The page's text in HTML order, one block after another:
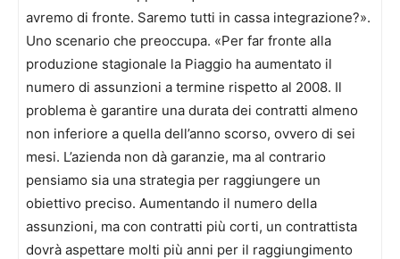
avremo di fronte. Saremo tutti in cassa integrazione?».
Uno scenario che preoccupa. «Per far fronte alla
produzione stagionale la Piaggio ha aumentato il
numero di assunzioni a termine rispetto al 2008. Il
problema è garantire una durata dei contratti almeno
non inferiore a quella dell’anno scorso, ovvero di sei
mesi. L’azienda non dà garanzie, ma al contrario
pensiamo sia una strategia per raggiungere un
obiettivo preciso. Aumentando il numero della
assunzioni, ma con contratti più corti, un contrattista
dovrà aspettare molti più anni per il raggiungimento